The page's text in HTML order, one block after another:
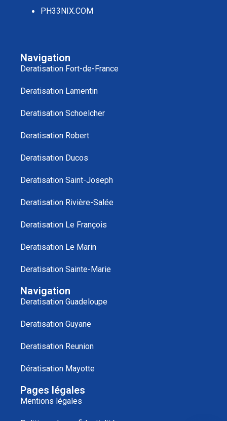
PH33NIX.COM
Navigation
Deratisation Fort-de-France
Deratisation Lamentin
Deratisation Schoelcher
Deratisation Robert
Deratisation Ducos
Deratisation Saint-Joseph
Deratisation Rivière-Salée
Deratisation Le François
Deratisation Le Marin
Deratisation Sainte-Marie
Navigation
Deratisation Guadeloupe
Deratisation Guyane
Deratisation Reunion
Dératisation Mayotte
Pages légales
Mentions légales